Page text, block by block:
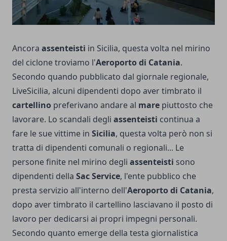
Ancora assenteisti in Sicilia, questa volta nel mirino
del ciclone troviamo l'Aeroporto di Catania.
Secondo quando pubblicato dal giornale regionale,
LiveSicilia, alcuni dipendenti dopo aver timbrato il
cartellino preferivano andare al mare piuttosto che
lavorare. Lo scandali degli assenteisti continua a
fare le sue vittime in Sicilia, questa volta però non si
tratta di dipendenti comunali o regionali... Le
persone finite nel mirino degli assenteisti sono
dipendenti della Sac Service, l'ente pubblico che
presta servizio all'interno dell'Aeroporto di Catania,
dopo aver timbrato il cartellino lasciavano il posto di
lavoro per dedicarsi ai propri impegni personali.
Secondo quanto emerge della testa giornalistica